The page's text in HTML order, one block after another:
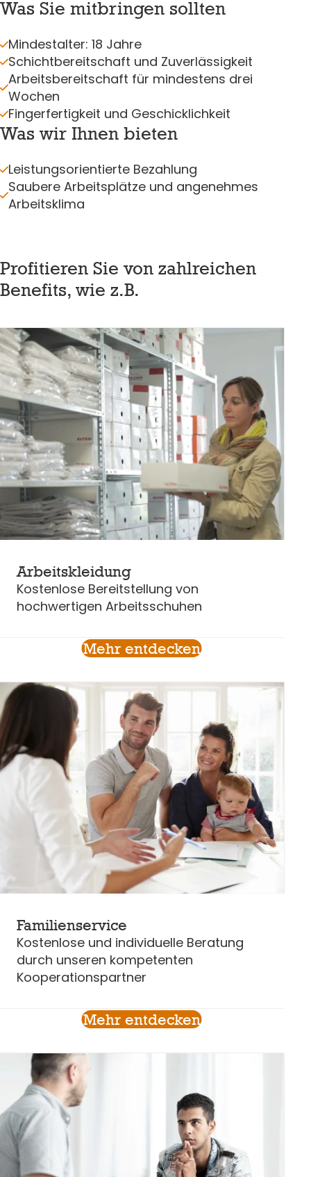
Was Sie mitbringen sollten
Mindestalter: 18 Jahre
Schichtbereitschaft und Zuverlässigkeit
Arbeitsbereitschaft für mindestens drei
Wochen
Fingerfertigkeit und Geschicklichkeit
Was wir Ihnen bieten
Leistungsorientierte Bezahlung
Saubere Arbeitsplätze und angenehmes
Arbeitsklima
Profitieren Sie von zahlreichen
Benefits, wie z.B.
Arbeitskleidung
Kostenlose Bereitstellung von
hochwertigen Arbeitsschuhen
Mehr entdecken
Familienservice
Kostenlose und individuelle Beratung
durch unseren kompetenten
Kooperationspartner
Mehr entdecken